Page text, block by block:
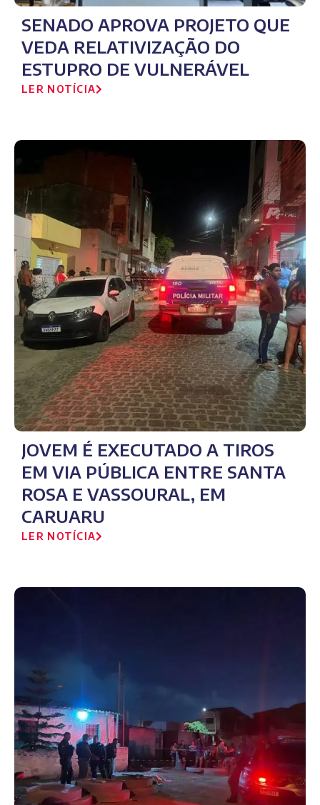
SENADO APROVA PROJETO QUE
VEDA RELATIVIZAÇÃO DO
ESTUPRO DE VULNERÁVEL
LER NOTÍCIA
JOVEM É EXECUTADO A TIROS
EM VIA PÚBLICA ENTRE SANTA
ROSA E VASSOURAL, EM
CARUARU
LER NOTÍCIA